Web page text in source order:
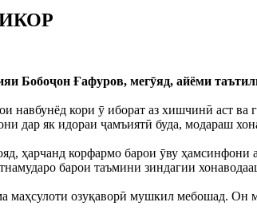
Бобоҷон Ғафуров, мегӯяд, айёми
навбунёд кори ӯ иборат аз хишчинӣ аст
дар як идораи ҷамъиятӣ буда, модараш
ҳарчанд корфармо барои ӯву
барои таъмини зиндагии
маҳсулоти озуқаворӣ мушкил мебошад.